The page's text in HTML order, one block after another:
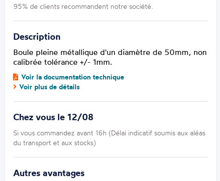
95% de clients recommandent notre société.
Description
Boule pleine métallique d'un diamètre de 50mm, non
calibrée tolérance +/- 1mm.
Voir la documentation technique
Voir plus de détails
Chez vous le 12/08
Si vous commandez avant 16h (Délai indicatif soumis aux aléas
du transport et aux stocks)
Autres avantages